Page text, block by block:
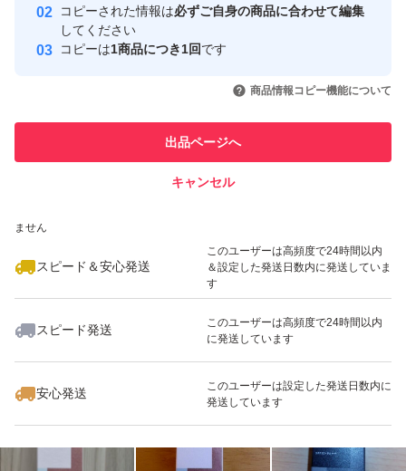
取引実績
引を完了させた実績があります
での取引実績があります
ません
スピード＆安心発送
このユーザーは高頻度で24時間以内
＆設定した発送日数内に発送していま
す
スピード発送
このユーザーは高頻度で24時間以内
に発送しています
安心発送
このユーザーは設定した発送日数内に
発送しています
コピーされた情報は必ずご自身の商品に合わせて編集
してください
コピーは1商品につき1回です
商品情報コピー機能について
出品ページへ
キャンセル
いいね！
2,559